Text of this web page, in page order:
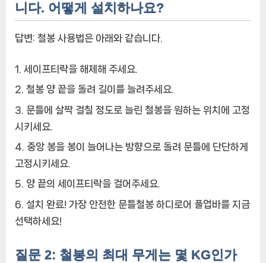
니다. 어떻게 설치하나요?
답변: 철봉 사용법은 아래와 같습니다.
세이프티락을 해제해 주세요.
철봉 양 끝을 돌려 길이를 늘려주세요.
문틀에 살짝 걸칠 정도로 늘린 철봉을 원하는 위치에 고정
시키세요.
중앙 봉을 봉이 늘어나는 방향으로 돌려 문틀에 단단하게
고정시키세요.
양 끝의 세이프티락을 걸어주세요.
설치 완료! 가장 안전한 문틀철봉 하디로어 풀업바를 지금
선택하세요!
질문 2: 철봉의 최대 무게는 몇 KG인가